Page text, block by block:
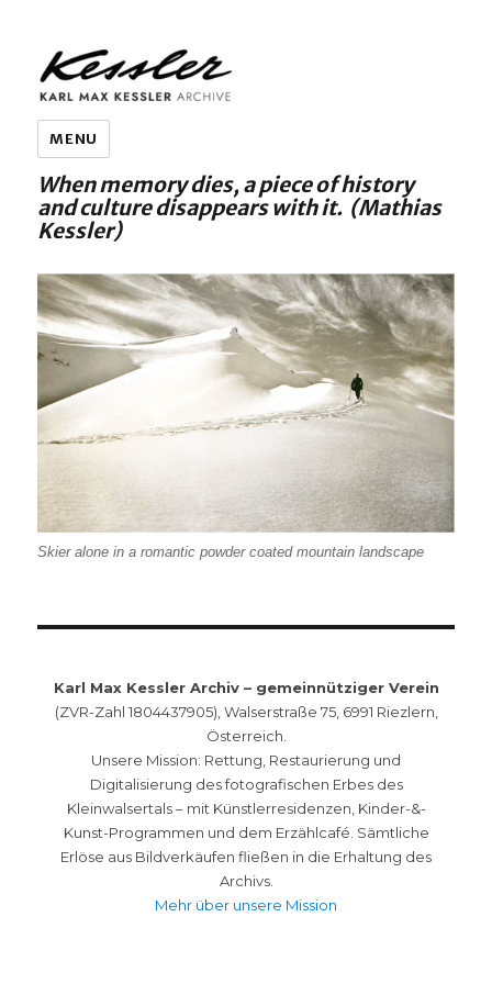
KARL MAX KESSLER ARCHIVE
MENU
When memory dies, a piece of history
and culture disappears with it. (Mathias
Kessler)
Skier alone in a romantic powder coated mountain landscape
Karl Max Kessler Archiv – gemeinnütziger Verein
(ZVR-Zahl 1804437905), Walserstraße 75, 6991 Riezlern,
Österreich.
Unsere Mission: Rettung, Restaurierung und
Digitalisierung des fotografischen Erbes des
Kleinwalsertals – mit Künstlerresidenzen, Kinder-&-
Kunst-Programmen und dem Erzählcafé. Sämtliche
Erlöse aus Bildverkäufen fließen in die Erhaltung des
Archivs.
Mehr über unsere Mission